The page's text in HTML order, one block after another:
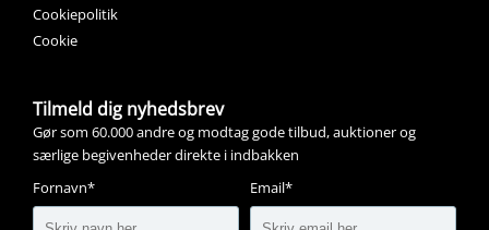
Cookiepolitik
Cookie
Tilmeld dig nyhedsbrev
Gør som 60.000 andre og modtag gode tilbud, auktioner og
særlige begivenheder direkte i indbakken
Fornavn*
Email*